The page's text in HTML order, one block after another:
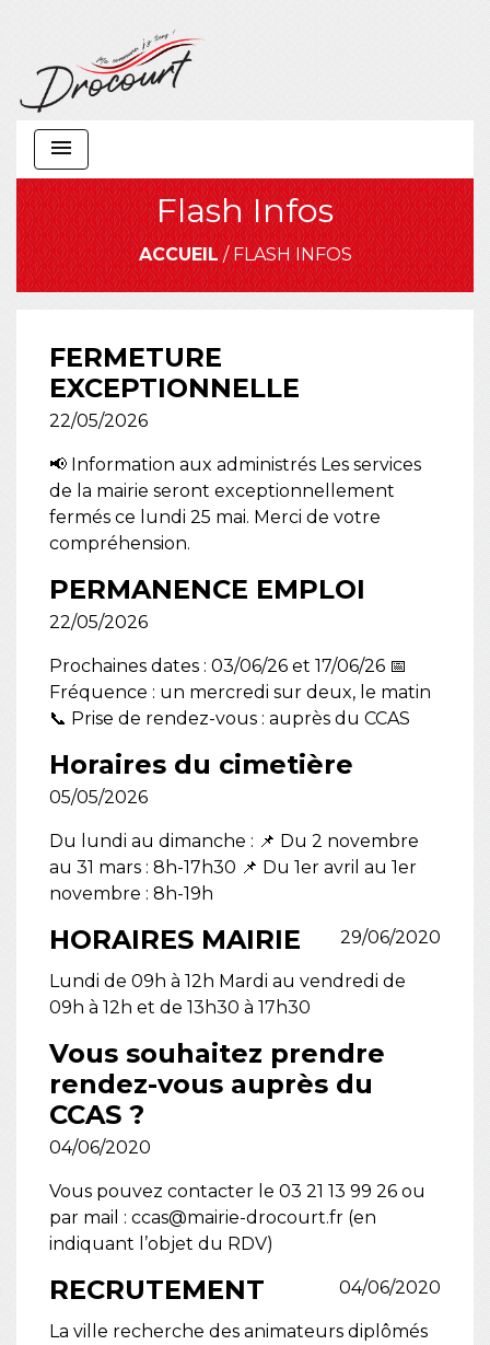
menu
Flash Infos
ACCUEIL/FLASH INFOS
FERMETURE
EXCEPTIONNELLE
22/05/2026
📢 Information aux administrés Les services
de la mairie seront exceptionnellement
fermés ce lundi 25 mai. Merci de votre
compréhension.
PERMANENCE EMPLOI
22/05/2026
Prochaines dates : 03/06/26 et 17/06/26 📅
Fréquence : un mercredi sur deux, le matin
📞 Prise de rendez-vous : auprès du CCAS
Horaires du cimetière
05/05/2026
Du lundi au dimanche : 📌 Du 2 novembre
au 31 mars : 8h-17h30 📌 Du 1er avril au 1er
novembre : 8h-19h
HORAIRES MAIRIE 29/06/2020
Lundi de 09h à 12h Mardi au vendredi de
09h à 12h et de 13h30 à 17h30
Vous souhaitez prendre
rendez-vous auprès du
CCAS ?
04/06/2020
Vous pouvez contacter le 03 21 13 99 26 ou
par mail : ccas@mairie-drocourt.fr (en
indiquant l’objet du RDV)
RECRUTEMENT 04/06/2020
La ville recherche des animateurs diplômés